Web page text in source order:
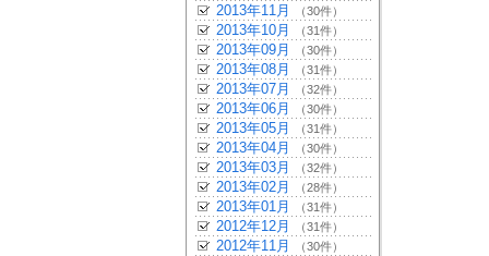
2013年11月 （30件）
2013年10月 （31件）
2013年09月 （30件）
2013年08月 （31件）
2013年07月 （32件）
2013年06月 （30件）
2013年05月 （31件）
2013年04月 （30件）
2013年03月 （32件）
2013年02月 （28件）
2013年01月 （31件）
2012年12月 （31件）
2012年11月 （30件）